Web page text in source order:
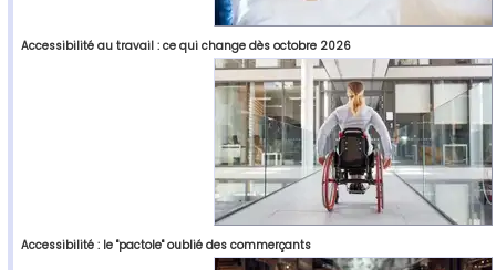
Accessibilité au travail : ce qui change dès octobre 2026
Accessibilité : le "pactole" oublié des commerçants